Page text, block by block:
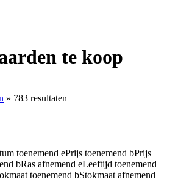
te koop
» 783 resultaten
toenemend ePrijs toenemend bPrijs
bRas afnemend eLeeftijd toenemend
toenemend bStokmaat afnemend